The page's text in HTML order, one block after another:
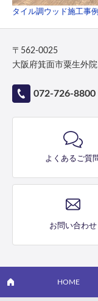
タイル調ウッド施工事
〒562-0025
大阪府箕面市粟生外
072-726-8800
よくあるご質
お問い合わせ
HOME